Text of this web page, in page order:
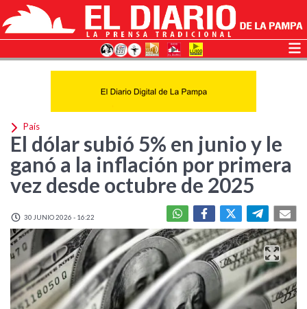
País
El dólar subió 5% en junio y le
ganó a la inflación por primera
vez desde octubre de 2025
30 JUNIO 2026 - 16:22